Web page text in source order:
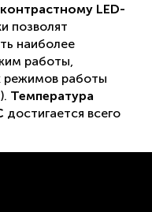
LED-
позволят
наиболее
работы,
режимов работы
Температура
достигается всего